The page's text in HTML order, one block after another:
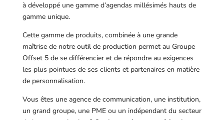
à développé une gamme d’agendas millésimés hauts de
gamme unique.
Cette gamme de produits, combinée à une grande
maîtrise de notre outil de production permet au Groupe
Offset 5 de se différencier et de répondre au exigences
les plus pointues de ses clients et partenaires en matière
de personnalisation.
Vous êtes une agence de communication, une institution,
un grand groupe, une PME ou un indépendant du secteur